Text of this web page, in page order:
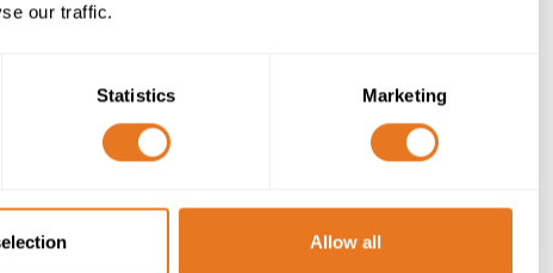
our traffic.
Statistics Marketing
Allow all